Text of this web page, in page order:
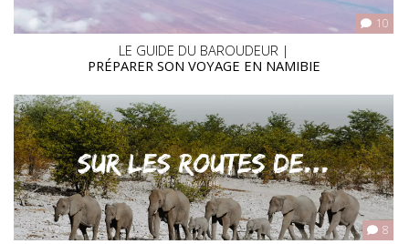
10
LE GUIDE DU BAROUDEUR |
PRÉPARER SON VOYAGE EN NAMIBIE
8